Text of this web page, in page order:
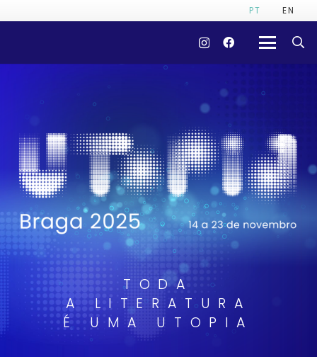
PT EN
TODA
A LITERATURA
É UMA UTOPIA